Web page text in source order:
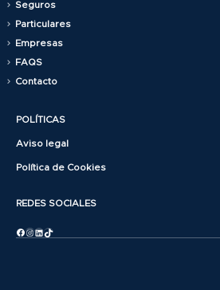
Seguros
Particulares
Empresas
FAQS
Contacto
POLÍTICAS
Aviso legal
Política de Cookies
REDES SOCIALES
Facebook
Instagram
LinkedIn
TikTok